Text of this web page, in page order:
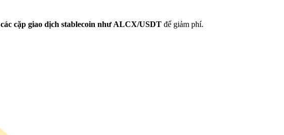
các cặp giao dịch stablecoin như ALCX/USDT để giảm phí.